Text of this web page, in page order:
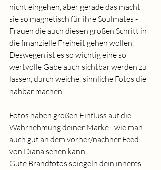
nicht eingehen, aber gerade das macht
sie so magnetisch für ihre Soulmates -
Frauen die auch diesen großen Schritt in
die finanzielle Freiheit gehen wollen.
Deswegen ist es so wichtig eine so
wertvolle Gabe auch sichtbar werden zu
lassen, durch weiche, sinnliche Fotos die
nahbar machen.
Fotos haben großen Einfluss auf die
Wahrnehmung deiner Marke - wie man
auch gut an dem vorher/nachher Feed
von Diana sehen kann.
Gute Brandfotos spiegeln dein inneres